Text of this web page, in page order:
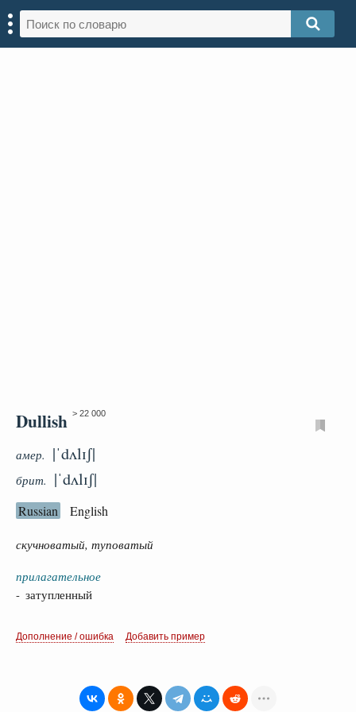
Dullish > 22 000
амер. |ˈdʌlɪʃ|
брит. |ˈdʌlɪʃ|
Russian English
скучноватый, туповатый
прилагательное
- затупленный
Дополнение / ошибка Добавить пример